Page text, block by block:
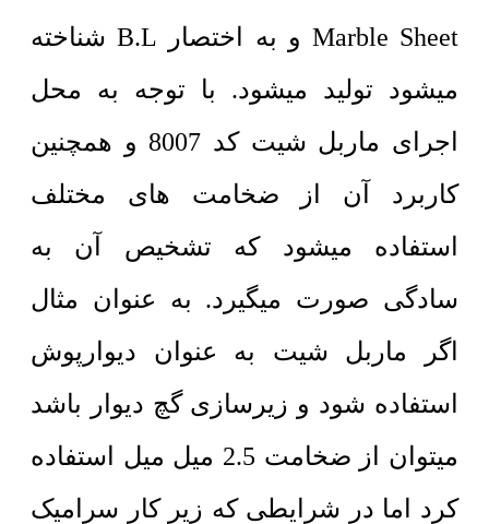
Marble Sheet و به اختصار B.L شناخته
میشود تولید میشود. با توجه به محل
اجرای ماربل شیت کد 8007 و همچنین
کاربرد آن از ضخامت های مختلف
استفاده میشود که تشخیص آن به
سادگی صورت میگیرد. به عنوان مثال
اگر ماربل شیت به عنوان دیوارپوش
استفاده شود و زیرسازی گچ دیوار باشد
میتوان از ضخامت 2.5 میل میل استفاده
کرد اما در شرایطی که زیر کار سرامیک